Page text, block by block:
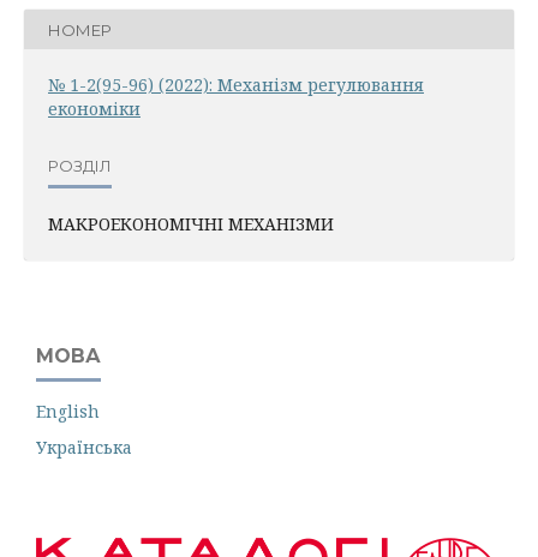
НОМЕР
№ 1-2(95-96) (2022): Механiзм регулювання
економiки
РОЗДІЛ
МАКРОЕКОНОМІЧНІ МЕХАНІЗМИ
МОВА
English
Українська